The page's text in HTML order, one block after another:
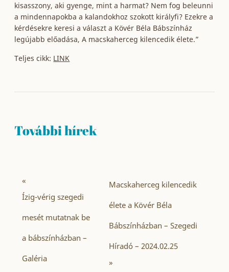
kisasszony, aki gyenge, mint a harmat? Nem fog beleunni
a mindennapokba a kalandokhoz szokott királyfi? Ezekre a
kérdésekre keresi a választ a Kövér Béla Bábszínház
legújabb előadása, A macskaherceg kilencedik élete.”
Teljes cikk: LINK
További hírek
«
Ízig-vérig szegedi
mesét mutatnak be
a bábszínházban –
Galéria
Macskaherceg kilencedik
élete a Kövér Béla
Bábszínházban – Szegedi
Híradó – 2024.02.25
»